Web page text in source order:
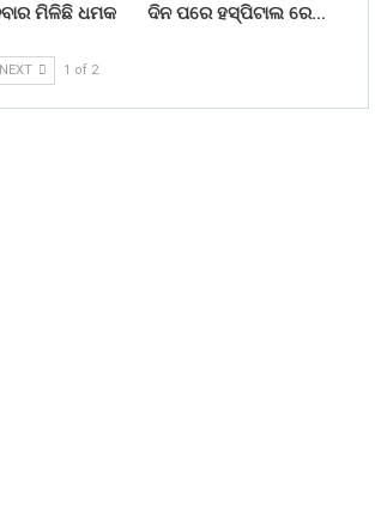
ମିଳିଛି ଧମକ
ଦିନ ପରେ ହସ୍ପିଟାଲ ରେ…
NEXT 1 of 2